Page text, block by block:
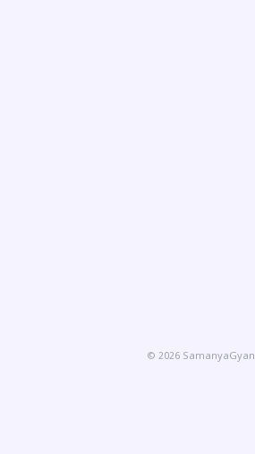
© 2026 SamanyaGyan